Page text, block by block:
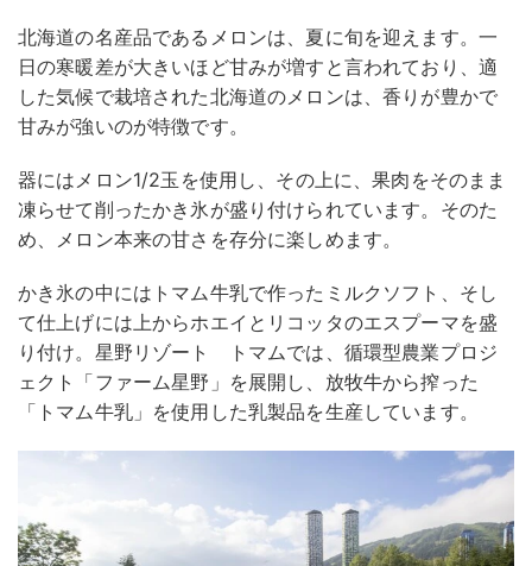
北海道の名産品であるメロンは、夏に旬を迎えます。一
日の寒暖差が大きいほど甘みが増すと言われており、適
した気候で栽培された北海道のメロンは、香りが豊かで
甘みが強いのが特徴です。
器にはメロン1/2玉を使用し、その上に、果肉をそのまま
凍らせて削ったかき氷が盛り付けられています。そのた
め、メロン本来の甘さを存分に楽しめます。
かき氷の中にはトマム牛乳で作ったミルクソフト、そし
て仕上げには上からホエイとリコッタのエスプーマを盛
り付け。星野リゾート トマムでは、循環型農業プロジ
ェクト「ファーム星野」を展開し、放牧牛から搾った
「トマム牛乳」を使用した乳製品を生産しています。